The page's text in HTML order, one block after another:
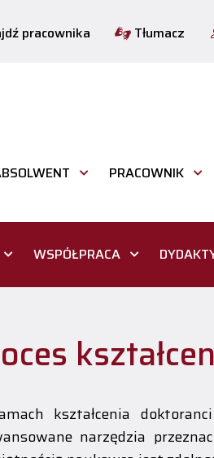
pracownika Tłumacz
PRACOWNIK
WSPÓŁPRACA
kształcenia
narzędzia